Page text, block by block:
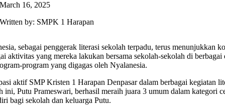
March 16, 2025
Written by: SMPK 1 Harapan
sebagai penggerak literasi sekolah terpadu, terus
aktivitas yang mereka lakukan bersama sekolah-sekolah di
program yang digagas oleh Nyalanesia.
aktif SMP Kristen 1 Harapan Denpasar dalam berbagai kegiatan
ini, Putu Prameswari, berhasil meraih juara 3 umum dalam kategori
bagi sekolah dan keluarga Putu.